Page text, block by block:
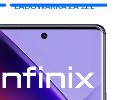
ŁADOWARKA ZA 1ZŁ